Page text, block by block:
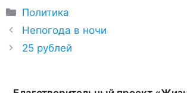
Рубрики
Политика
Непогода в ночи
25 рублей